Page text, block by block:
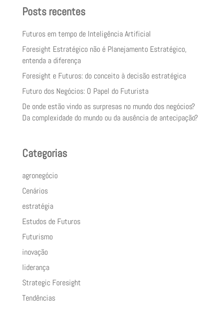
Posts recentes
Futuros em tempo de Inteligência Artificial
Foresight Estratégico não é Planejamento Estratégico,
entenda a diferença
Foresight e Futuros: do conceito à decisão estratégica
Futuro dos Negócios: O Papel do Futurista
De onde estão vindo as surpresas no mundo dos negócios?
Da complexidade do mundo ou da ausência de antecipação?
Categorias
agronegócio
Cenários
estratégia
Estudos de Futuros
Futurismo
inovação
liderança
Strategic Foresight
Tendências